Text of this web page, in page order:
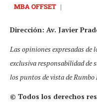
MBA OFFSET |
Dirección: Av. Javier
Las opiniones expresadas
exclusiva responsabilidad de
los puntos de vista de
© Todos los derechos